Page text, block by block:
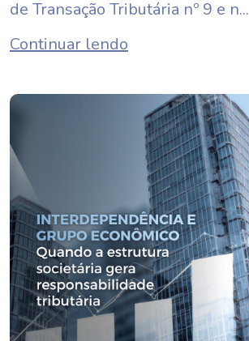
de Transação Tributária nº 9 e n...
Continuar lendo